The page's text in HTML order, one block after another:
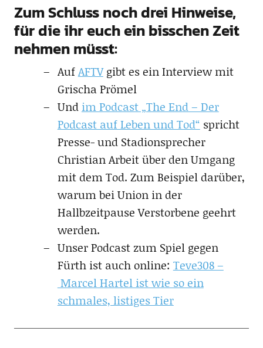
Zum Schluss noch drei Hinweise,
für die ihr euch ein bisschen Zeit
nehmen müsst:
AufAFTVgibt es ein Interview mit
Grischa Prömel
Und im Podcast „The End – Der
Podcast auf Leben und Tod“ spricht
Presse- und Stadionsprecher
Christian Arbeit über den Umgang
mit dem Tod. Zum Beispiel darüber,
warum bei Union in der
Hallbzeitpause Verstorbene geehrt
werden.
Unser Podcast zum Spiel gegen
Fürth ist auch online: Teve308 –
Marcel Hartel ist wie so ein
schmales, listiges Tier